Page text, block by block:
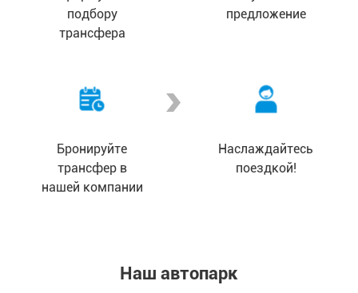
подбору
трансфера
предложение
Бронируйте
трансфер в
нашей компании
Наслаждайтесь
поездкой!
Наш автопарк